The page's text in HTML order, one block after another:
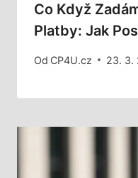
Co Když
Platby: Jak
Od CP4U.cz 23. 3.